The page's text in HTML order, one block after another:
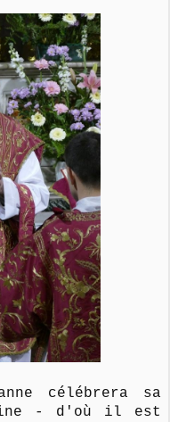
célébrera sa
- d'où il est